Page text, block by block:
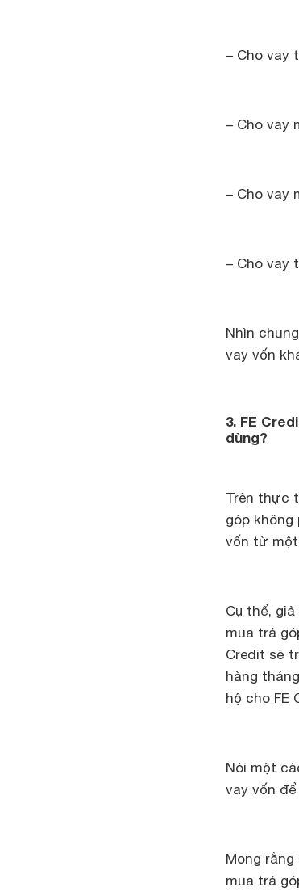
– Cho vay
– Cho vay
– Cho vay
– Cho vay
Nhìn
vay vốn
3. FE
dùng?
Trên thực
góp
vốn từ
Cụ thể,
mua trả
Credit sẽ
hàng
hộ cho FE
Nói một
vay vốn
Mong
mua trả